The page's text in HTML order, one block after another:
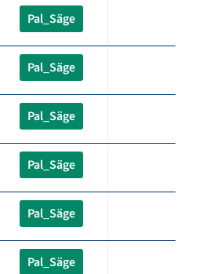
Pal_Säge
Pal_Säge
Pal_Säge
Pal_Säge
Pal_Säge
Pal_Säge